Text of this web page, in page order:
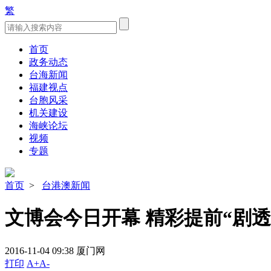
繁
首页
政务动态
台海新闻
福建视点
台胞风采
机关建设
海峡论坛
视频
专题
首页 > 台港澳新闻
文博会今日开幕 精彩提前“剧
2016-11-04 09:38 厦门网
打印 A+A-